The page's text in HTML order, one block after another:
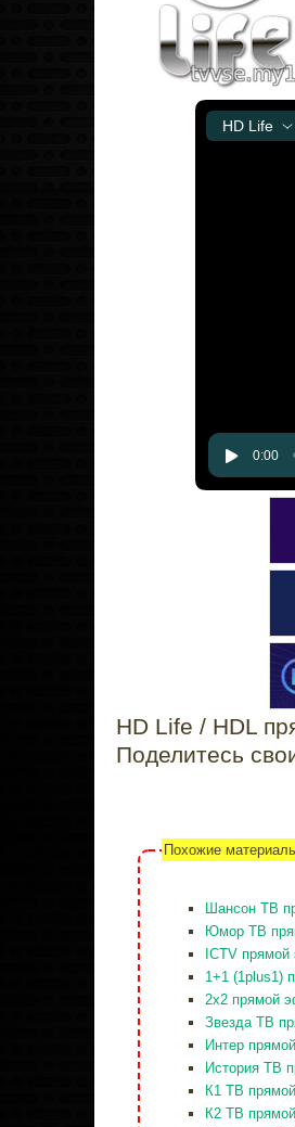
HD Life / HDL
Поделитесь
Похожие
Шансон ТВ
Юмор ТВ
ICTV
1+1 (1plus1)
2x2 прямой
Звезда ТВ
Интер
История ТВ
К1 ТВ
К2 ТВ